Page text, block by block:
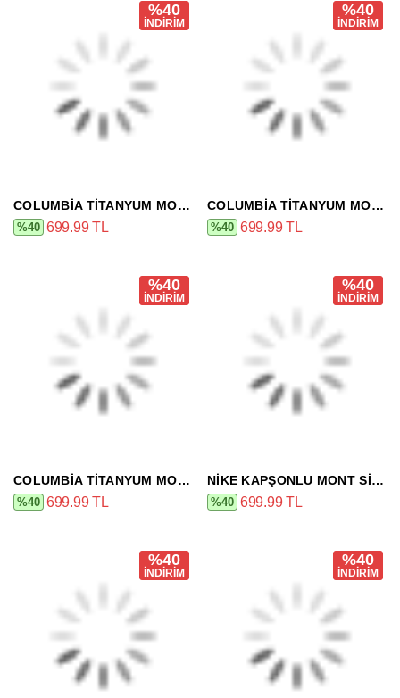
%40
İNDİRİM
COLUMBIA TITANYUM MONT SIYAH
%40 699.99 TL
%40
İNDİRİM
COLUMBIA TITANYUM MONT GRI
%40 699.99 TL
%40
İNDİRİM
COLUMBIA TITANYUM MONT HAKI
%40 699.99 TL
%40
İNDİRİM
NIKE KAPŞONLU MONT SIYAH
%40 699.99 TL
%40
İNDİRİM
%40
İNDİRİM